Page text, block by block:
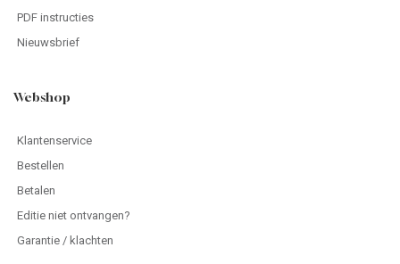
PDF instructies
Nieuwsbrief
Webshop
Klantenservice
Bestellen
Betalen
Editie niet ontvangen?
Garantie / klachten